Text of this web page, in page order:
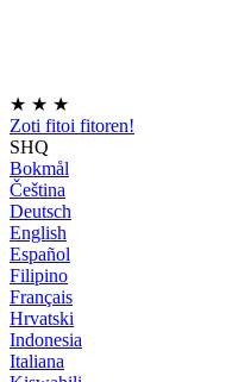
★ ★ ★
Zoti fitoi fitoren!
SHQ
Bokmål
Čeština
Deutsch
English
Español
Filipino
Français
Hrvatski
Indonesia
Italiana